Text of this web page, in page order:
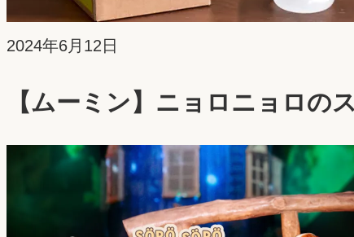
投
日：
2024年6月12日
【ムーミン】ニョロニョロの